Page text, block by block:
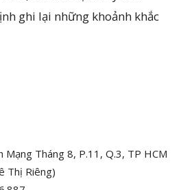
ghi lại những khoảnh khắc
Mạng Tháng 8, P.11, Q.3, TP HCM
Thị Riêng)